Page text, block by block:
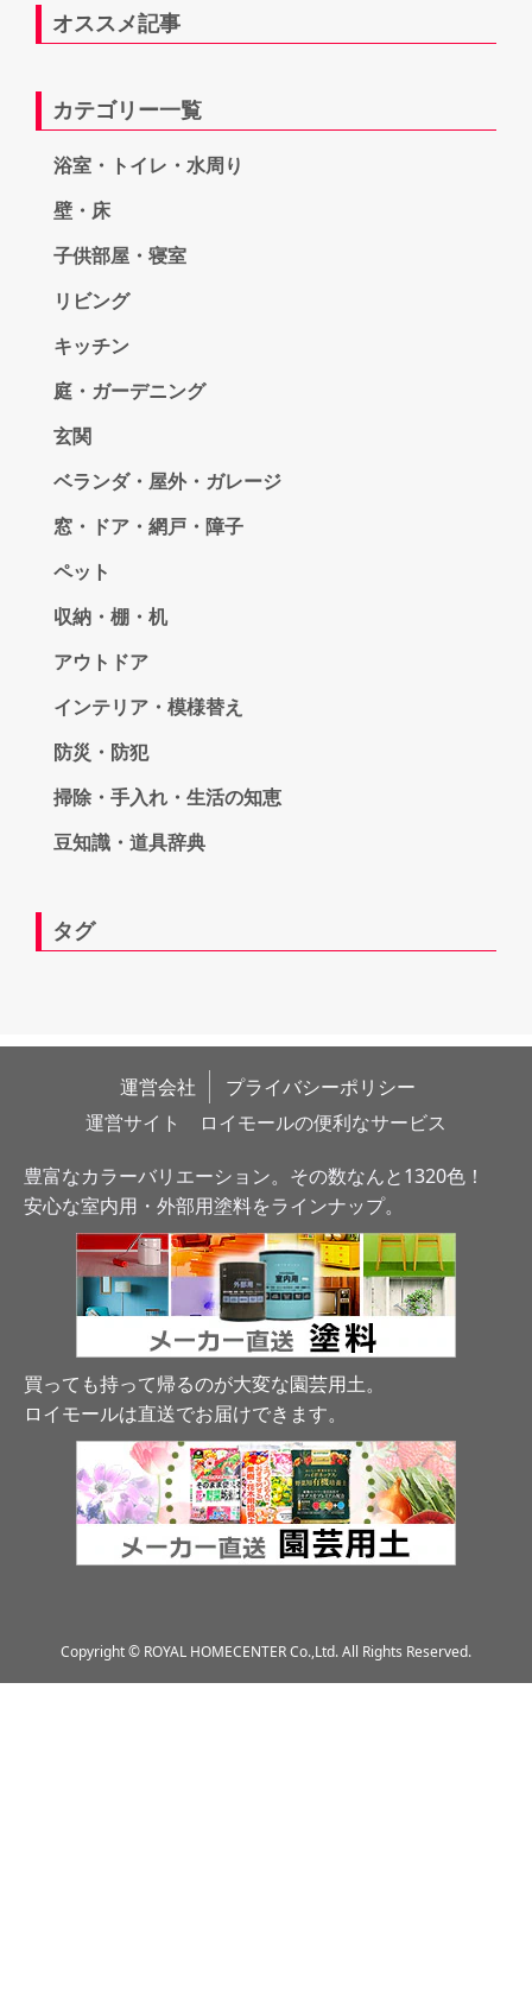
オススメ記事
カテゴリー一覧
浴室・トイレ・水周り
壁・床
子供部屋・寝室
リビング
キッチン
庭・ガーデニング
玄関
ベランダ・屋外・ガレージ
窓・ドア・網戸・障子
ペット
収納・棚・机
アウトドア
インテリア・模様替え
防災・防犯
掃除・手入れ・生活の知恵
豆知識・道具辞典
タグ
運営会社
プライバシーポリシー
運営サイト　ロイモールの便利なサービス
豊富なカラーバリエーション。その数なんと1320色！
安心な室内用・外部用塗料をラインナップ。
買っても持って帰るのが大変な園芸用土。
ロイモールは直送でお届けできます。
Copyright © ROYAL HOMECENTER Co.,Ltd. All Rights Reserved.